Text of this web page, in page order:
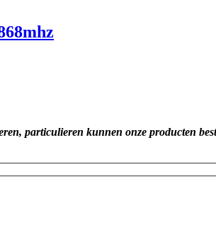
particulieren kunnen onze producten